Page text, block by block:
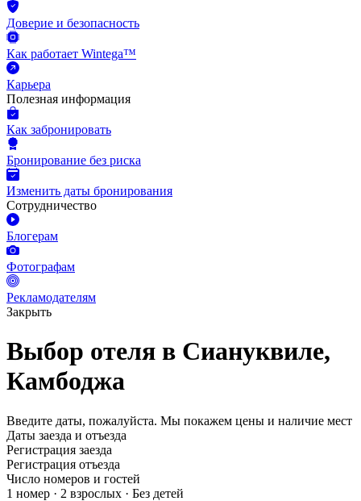
Доверие и безопасность
Как работает Wintega™
Карьера
Полезная информация
Как забронировать
Бронирование без риска
Изменить даты бронирования
Сотрудничество
Блогерам
Фотографам
Рекламодателям
Закрыть
Выбор отеля в Сиануквиле,
Камбоджа
Введите даты, пожалуйста. Мы покажем цены и наличие мест
Даты заезда и отъезда
Регистрация заезда
Регистрация отъезда
Число номеров и гостей
1 номер · 2 взрослых · Без детей